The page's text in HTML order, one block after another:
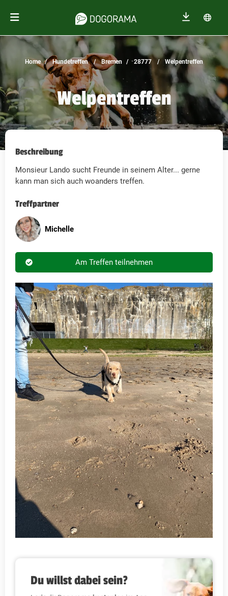
Home Hundetreffen Bremen 28777 Welpentreffen
Welpentreffen
Beschreibung
Monsieur Lando sucht Freunde in seinem Alter... gerne
kann man sich auch woanders treffen.
Treffpartner
Michelle
Am Treffen teilnehmen
Du willst dabei sein?